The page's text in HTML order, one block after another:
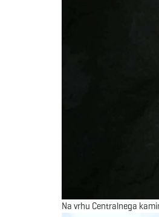
Na vrhu Centralnega